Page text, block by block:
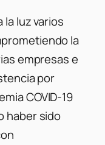
la luz varios
la
empresas e
por
COVID-19
haber sido